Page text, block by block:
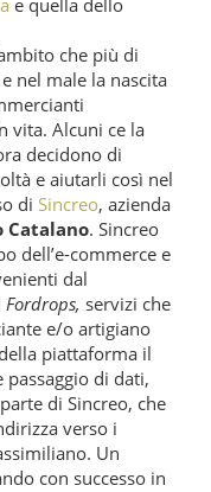
che più di
nel male la nascita
vita. Alcuni ce la
decidono di
e aiutarli così nel
di Sincreo, azienda
Catalano. Sincreo
dell’e-commerce e
dal
Fordrops, servizi che
e/o artigiano
piattaforma il
di dati,
di Sincreo, che
verso i
Un
con successo in